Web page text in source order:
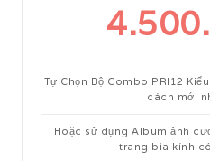
Tự Chọn Bộ Combo PRI12
cách mới
Hoặc sử dụng Album ảnh
trang bìa kính